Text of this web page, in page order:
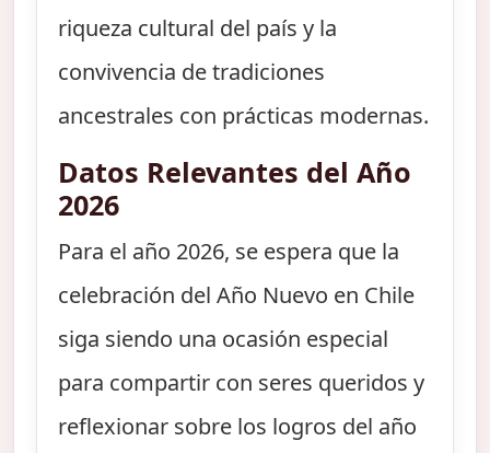
riqueza cultural del país y la
convivencia de tradiciones
ancestrales con prácticas modernas.
Datos Relevantes del Año
2026
Para el año 2026, se espera que la
celebración del Año Nuevo en Chile
siga siendo una ocasión especial
para compartir con seres queridos y
reflexionar sobre los logros del año